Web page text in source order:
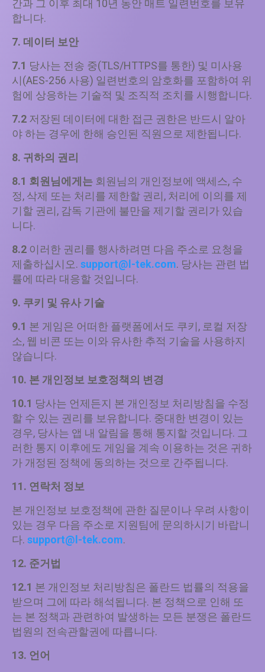
간과 그 이후 최대 10년 동안 매트 일련번호를 보유
합니다.
7. 데이터 보안
7.1 당사는 전송 중(TLS/HTTPS를 통한) 및 미사용
시(AES-256 사용) 일련번호의 암호화를 포함하여 위
험에 상응하는 기술적 및 조직적 조치를 시행합니다.
7.2 저장된 데이터에 대한 접근 권한은 반드시 알아
야 하는 경우에 한해 승인된 직원으로 제한됩니다.
8. 귀하의 권리
8.1 회원님에게는 회원님의 개인정보에 액세스, 수
정, 삭제 또는 처리를 제한할 권리, 처리에 이의를 제
기할 권리, 감독 기관에 불만을 제기할 권리가 있습
니다.
8.2 이러한 권리를 행사하려면 다음 주소로 요청을
제출하십시오.support@l-tek.com. 당사는 관련 법
률에 따라 대응할 것입니다.
9. 쿠키 및 유사 기술
9.1 본 게임은 어떠한 플랫폼에서도 쿠키, 로컬 저장
소, 웹 비콘 또는 이와 유사한 추적 기술을 사용하지
않습니다.
10. 본 개인정보 보호정책의 변경
10.1 당사는 언제든지 본 개인정보 처리방침을 수정
할 수 있는 권리를 보유합니다. 중대한 변경이 있는
경우, 당사는 앱 내 알림을 통해 통지할 것입니다. 그
러한 통지 이후에도 게임을 계속 이용하는 것은 귀하
가 개정된 정책에 동의하는 것으로 간주됩니다.
11. 연락처 정보
본 개인정보 보호정책에 관한 질문이나 우려 사항이
있는 경우 다음 주소로 지원팀에 문의하시기 바랍니
다.support@l-tek.com.
12. 준거법
12.1 본 개인정보 처리방침은 폴란드 법률의 적용을
받으며 그에 따라 해석됩니다. 본 정책으로 인해 또
는 본 정책과 관련하여 발생하는 모든 분쟁은 폴란드
법원의 전속관할권에 따릅니다.
13. 언어